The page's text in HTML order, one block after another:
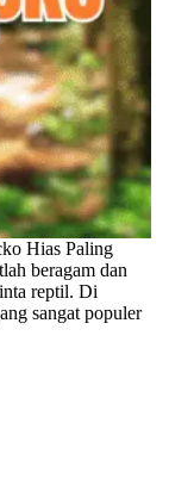
Hias Paling
beragam dan
reptil. Di
sangat populer